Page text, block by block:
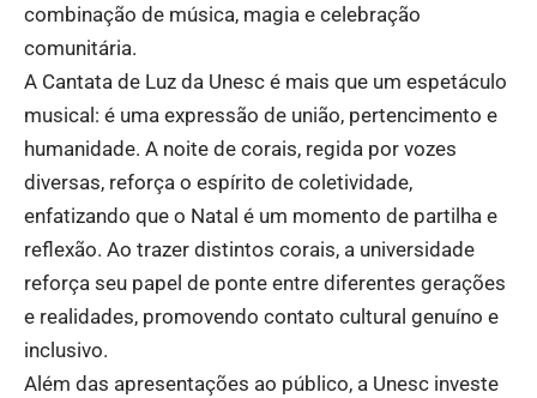
combinação de música, magia e celebração
comunitária.
A Cantata de Luz da Unesc é mais que um espetáculo
musical: é uma expressão de união, pertencimento e
humanidade. A noite de corais, regida por vozes
diversas, reforça o espírito de coletividade,
enfatizando que o Natal é um momento de partilha e
reflexão. Ao trazer distintos corais, a universidade
reforça seu papel de ponte entre diferentes gerações
e realidades, promovendo contato cultural genuíno e
inclusivo.
Além das apresentações ao público, a Unesc investe